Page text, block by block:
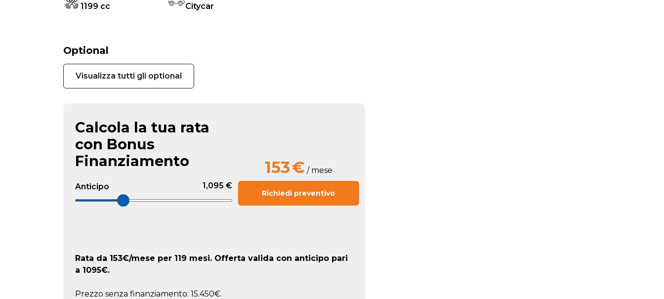
1199 cc Citycar
Optional
Visualizza tutti gli optional
Calcola la tua rata
con Bonus
Finanziamento
Anticipo 1,095 €
153€ / mese
Richiedi preventivo
Rata da 153€/mese per 119 mesi. Offerta valida con anticipo pari
a 1095€.
Prezzo senza finanziamento: 15.450€.